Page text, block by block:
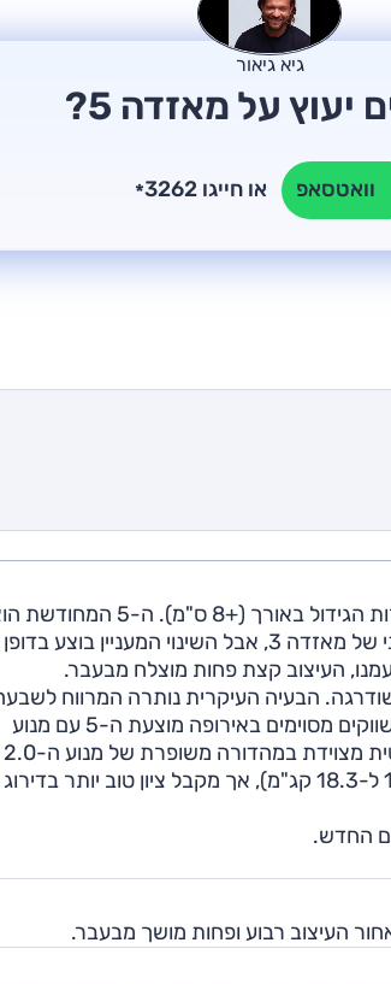
גיא גיאור
יעוץ על מאזדה 5?
וואטסאפ * או חייגו 3262
מאזדה 5 הנוכחית היא למעשה מתיחת פנים מסיבית של הדור הקודם, למרות הגידול
בתערוכת ז'נבה 2010 וקיבלה מראה מיוחד יותר בחרטום בסגנון הדור השני של מאזדה 3, אבל השינוי המעניין בוצע בדופן
העיצוב קצת פחות מוצלח מבעבר.
הבעיה העיקרית נותרה המרווח
נוסעים, שסובל מסידור לא נוח של מושב אמצעי מתקפל בספסל המרכזי. בשווקים מסוימים באירופה מוצעת ה-5 עם מנוע
הוותיק. זה מייצר כעת 144 כ"ס, שניים פחות מבעבר (גם המומנט ירד מ-19 ל-18.3 קג"מ), אך מקבל ציון טוב
החדש.